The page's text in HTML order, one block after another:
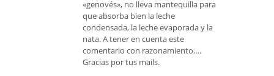
«genovés», no lleva mantequilla para
que absorba bien la leche
condensada, la leche evaporada y la
nata. A tener en cuenta este
comentario con razonamiento….
Gracias por tus mails.